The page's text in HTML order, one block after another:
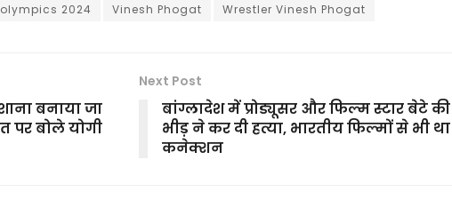
2024 Vinesh Phogat Wrestler Vinesh Phogat
बनाया जा
पर बोले योगी
Next Post
बांग्लादेश में प्रोड्यूसर और फिल्म स्टार बेटे की
भीड़ ने कर दी हत्या, भारतीय फिल्मों से भी था
कनेक्शन